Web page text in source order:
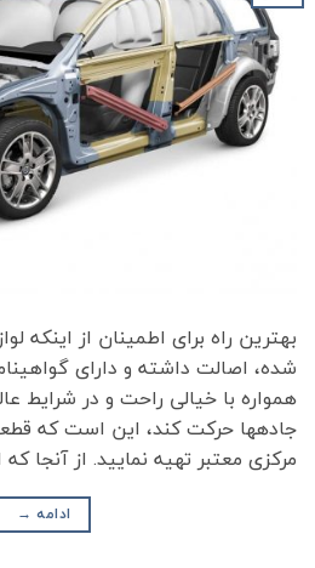
بهترین راه برای اطمینان از اینکه
شده، اصالت داشته و دارای
همواره با خیالی راحت و در شرایط
مرکزی معتبر تهیه نمایید. از آنجا
ادامه →